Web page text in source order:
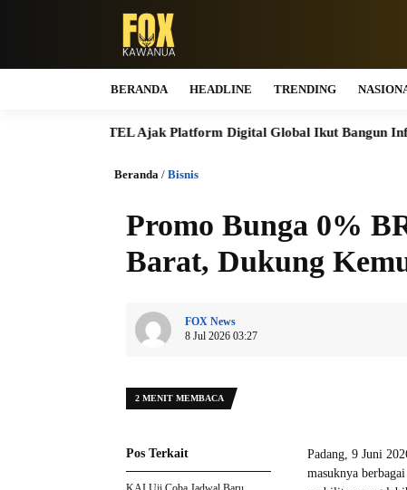
BERANDA HEADLINE TRENDING
MASTEL Ajak Platform Digital Global Ikut Bangun Infrastruktur
Beranda / Bisnis
Promo Bunga 0%
Barat, Dukung
FOX News
8 Jul 2026 03:27
2 MENIT MEMBACA
Padang, 9 Juni
masuknya
Pos Terkait